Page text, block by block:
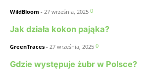
WildBloom - 27 września, 2025 0
Jak działa kokon pająka?
GreenTraces - 27 września, 2025 0
Gdzie występuje żubr w Polsce?